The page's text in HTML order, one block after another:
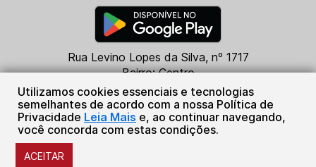
Utilizamos cookies essenciais e tecnologias
semelhantes de acordo com a nossa Política de
Privacidade Leia Mais e, ao continuar navegando,
você concorda com estas condições.
ACEITAR
Rua Levino Lopes da Silva, nº 1717
Bairro: Centro
CEP: 79760-000
Batayporã - MS
(67) 99684-5316